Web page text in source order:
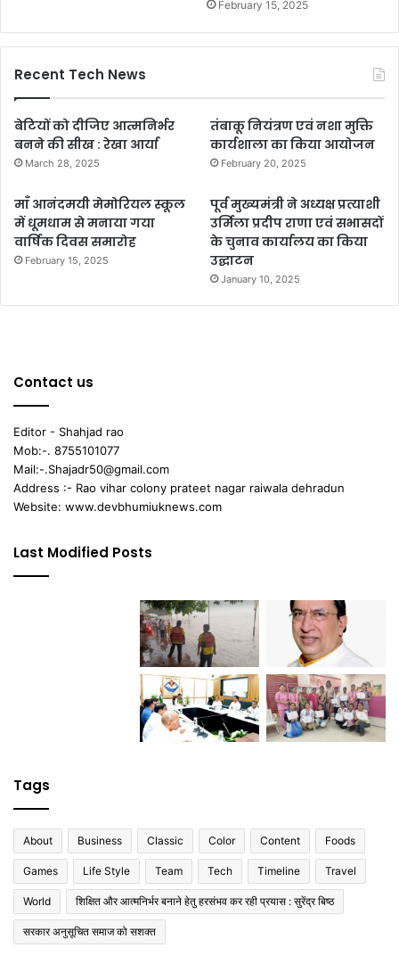
February 15, 2025
Recent Tech News
बेटियों को दीजिए आत्मनिर्भर
बनने की सीख : रेखा आर्या
March 28, 2025
तंबाकू नियंत्रण एवं नशा मुक्ति
कार्यशाला का किया आयोजन
February 20, 2025
माँ आनंदमयी मेमोरियल स्कूल
में धूमधाम से मनाया गया
वार्षिक दिवस समारोह
February 15, 2025
पूर्व मुख्यमंत्री ने अध्यक्ष प्रत्याशी
उर्मिला प्रदीप राणा एवं सभासदों
के चुनाव कार्यालय का किया
उद्घाटन
January 10, 2025
Contact us
Editor - Shahjad rao
Mob:-. 8755101077
Mail:-.Shajadr50@gmail.com
Address :- Rao vihar colony prateet nagar raiwala dehradun
Website: www.devbhumiuknews.com
Last Modified Posts
Tags
About Business Classic Color Content Foods
Games Life Style Team Tech Timeline Travel
World शिक्षित और आत्मनिर्भर बनाने हेतु हरसंभव कर रही प्रयास : सुरेंद्र बिष्ठ
सरकार अनुसूचित समाज को सशक्त